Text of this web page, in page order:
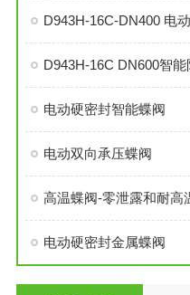
D943H-16C-DN400 电
D943H-16C DN600智
电动硬密封智能蝶阀
电动双向承压蝶阀
高温蝶阀-零泄露和耐高
电动硬密封金属蝶阀